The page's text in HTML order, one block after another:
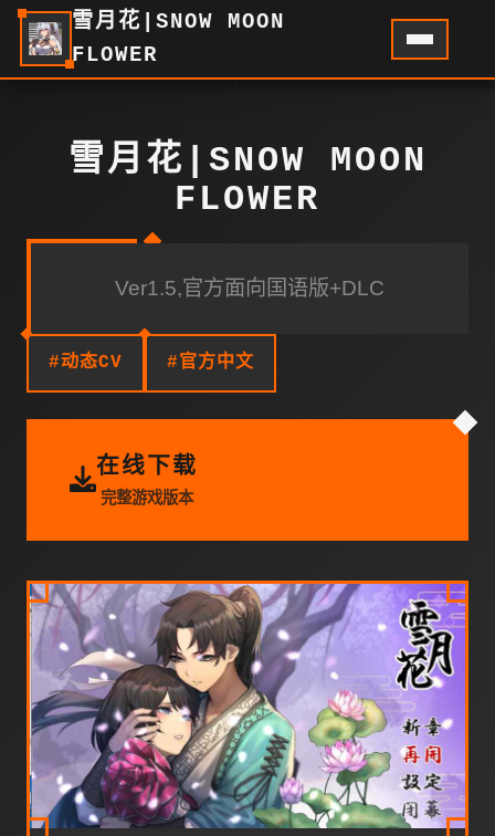
雪月花|SNOW MOON
FLOWER
雪月花|SNOW MOON
FLOWER
Ver1.5,官方面向国语版+DLC
#动态CV #官方中文
在线下载
完整游戏版本